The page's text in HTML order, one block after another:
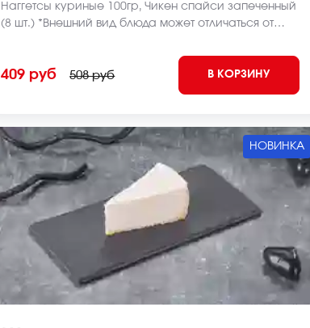
Наггетсы куриные 100гр, Чикен спайси запеченный
(8 шт.) *Внешний вид блюда может отличаться от
409 руб 508 руб В КОРЗИНУ
НОВИНКА